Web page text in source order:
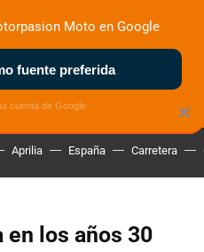
MOTOS ELÉCTRICAS
Aprilia España Carretera
en los años 30
×
Moto en Google
fuente preferida
cuenta de Google